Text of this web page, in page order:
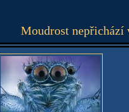
Moudrost nepřichází